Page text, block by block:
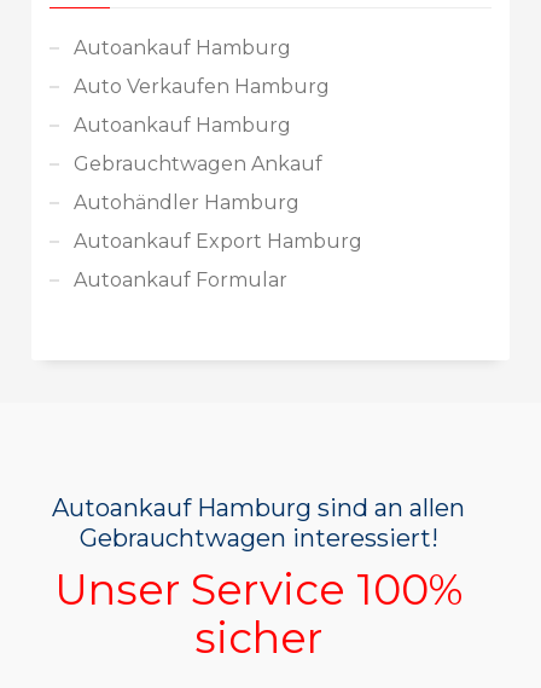
Autoankauf Hamburg
Auto Verkaufen Hamburg
Autoankauf Hamburg
Gebrauchtwagen Ankauf
Autohändler Hamburg
Autoankauf Export Hamburg
Autoankauf Formular
Autoankauf Hamburg sind an allen
Gebrauchtwagen interessiert!
Unser Service 100%
sicher